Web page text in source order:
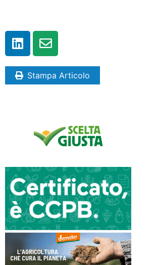
Stampa Articolo